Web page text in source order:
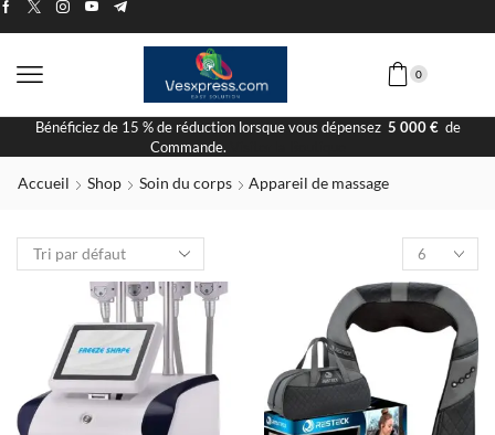
0
Bénéficiez de 15 % de réduction lorsque vous dépensez 5 000 €de
Commande.
Accueil Shop Soin du corps Appareil de massage